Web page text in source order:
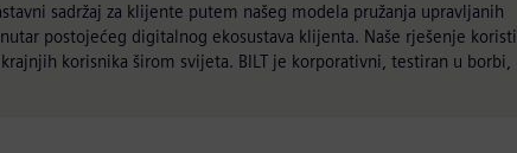
sadržaj za klijente putem našeg modela pružanja upravljanih
postojećeg digitalnog ekosustava klijenta. Naše rješenje koristi
korisnika širom svijeta. BILT je korporativni, testiran u borbi,